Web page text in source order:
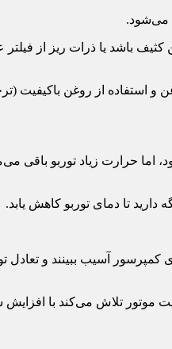
باشد یا ذرات ریز از فیلتر
از روغن باکیفیت
حرارت زیاد توربو باقی
تا دمای توربو کاهش یابد.
آسیب ببینند و تعادل
موتور تلاش می‌کند با افزایش